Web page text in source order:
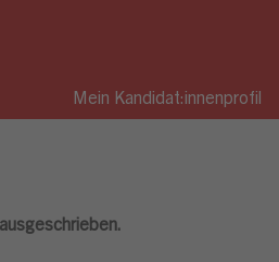
Mein Kandidat:innenprofil